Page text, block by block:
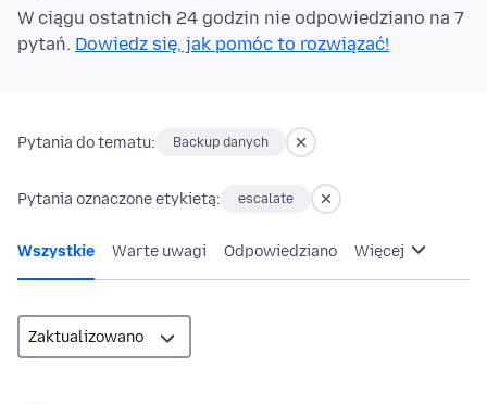
W ciągu ostatnich 24 godzin nie odpowiedziano na 7
pytań. Dowiedz się, jak pomóc to rozwiązać!
Pytania do tematu: Backup danych
Pytania oznaczone etykietą: escalate
Wszystkie Warte uwagi Odpowiedziano Więcej